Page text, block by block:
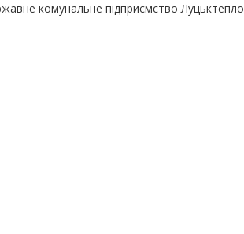
комунальне підприємство Луцьктепло